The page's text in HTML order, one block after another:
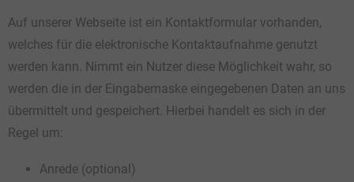
Auf unserer Webseite ist ein Kontaktformular vorhanden,
welches für die elektronische Kontaktaufnahme genutzt
werden kann. Nimmt ein Nutzer diese Möglichkeit wahr, so
werden die in der Eingabemaske eingegebenen Daten an uns
übermittelt und gespeichert. Hierbei handelt es sich in der
Regel um:
Anrede (optional)